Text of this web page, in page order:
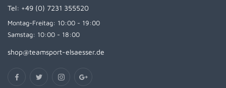
Tel: +49 (0) 7231 355520
Montag-Freitag: 10:00 - 19:00
Samstag: 10:00 - 18:00
shop@teamsport-elsaesser.de